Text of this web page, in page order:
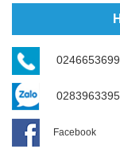
Facebook